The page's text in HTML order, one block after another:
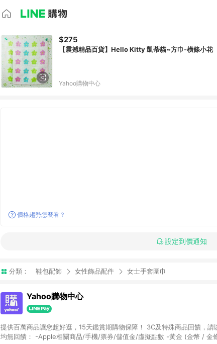
$275
【震撼精品百貨】Hello Kitty 凱蒂貓~方巾-橫條小花
Yahoo購物中心
價格趨勢怎麼看？
設定到價通知
分類： 鞋包配飾 女性飾品配件 女士手套圍巾
Yahoo購物中心
提供百萬商品讓您超好逛，15天鑑賞期購物保障！ 3C及特殊商品回饋，請以訂單成立通知為
均無回饋： -Apple相關商品/手機/票券/儲值金/虛擬點數 -黃金 (金幣 / 金